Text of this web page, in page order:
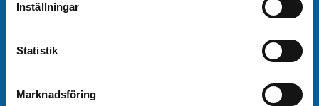
Inställningar
Statistik
Marknadsföring
Beställ nyhetsbrev
Beställ nyhetsbrev från Kryssningscenter så är
erbjudanden och kampanjförmåner!